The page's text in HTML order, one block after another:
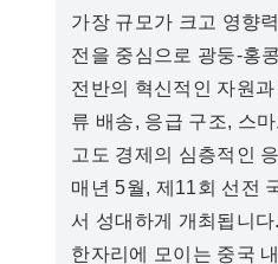
가장 규모가 크고 영향
전을 중심으로 광둥-홍
전반의 혁신적인 자원
류 배송, 응급 구조, 스
고도 경제의 심층적인
매년 5월, 제11회 선전
서 성대하게 개최됩니
한자리에 모이는 중국